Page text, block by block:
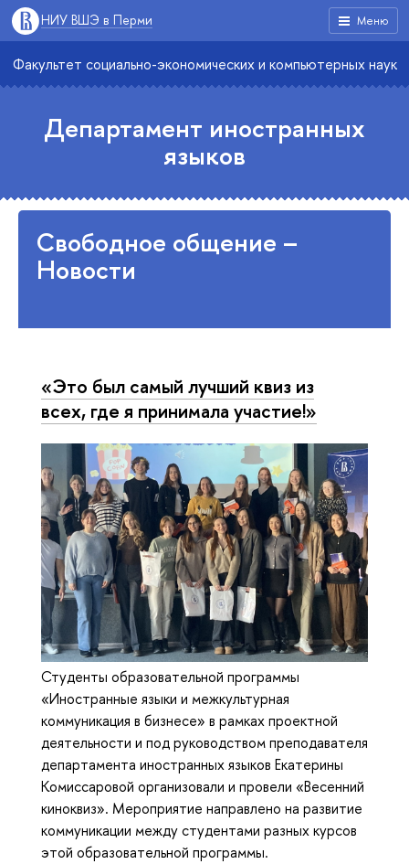
Меню
НИУ ВШЭ в Перми
Факультет социально-экономических и компьютерных наук
Департамент иностранных
языков
Свободное общение –
Новости
«Это был самый лучший квиз из
всех, где я принимала участие!»
Студенты образовательной программы
«Иностранные языки и межкультурная
коммуникация в бизнесе» в рамках проектной
деятельности и под руководством преподавателя
департамента иностранных языков Екатерины
Комиссаровой организовали и провели «Весенний
киноквиз». Мероприятие направлено на развитие
коммуникации между студентами разных курсов
этой образовательной программы.